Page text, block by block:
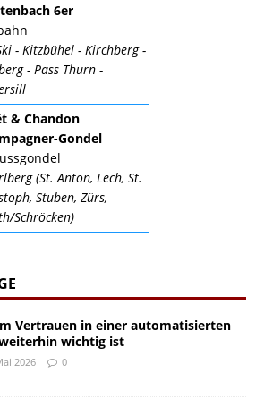
6er
- Kitzbühel - Kirchberg -
- Pass Thurn -
& Chandon
Gondel
(St. Anton, Lech, St.
Stuben, Zürs,
Schröcken)
Vertrauen in einer automatisierten
wichtig ist
2026 0